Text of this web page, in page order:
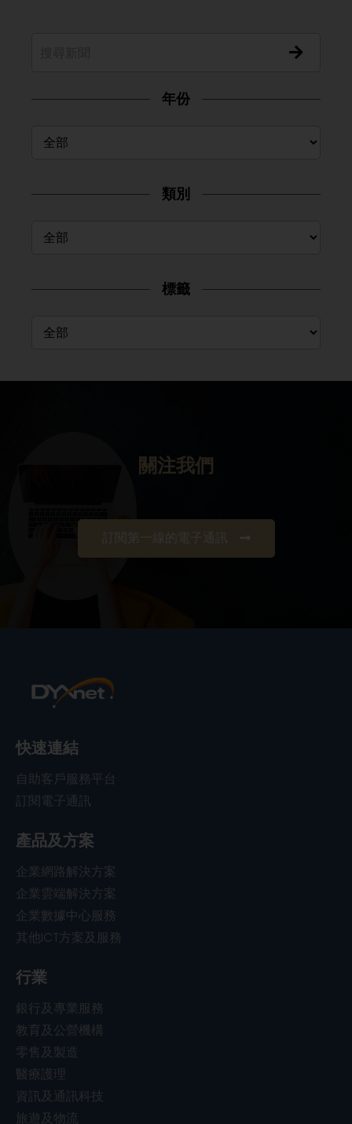
年份
類別
標籤
關注我們
訂閱第一線的電子通訊
快速連結
自助客戶服務平台
訂閱電子通訊
產品及方案
企業網路解決方案
企業雲端解決方案
企業數據中心服務
其他ICT方案及服務
行業
銀行及專業服務
教育及公營機構
零售及製造
醫療護理
資訊及通訊科技
旅遊及物流